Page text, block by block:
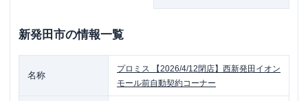
新発田市の情報一覧
名称
プロミス
【2026/4/12閉店】西新発田イオン
モール前自動契約コーナー